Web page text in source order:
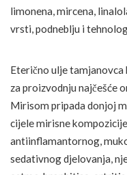
limonena, mircena,
vrsti, podneblju i
Eterično ulje
za proizvodnju najčešće
Mirisom pripada donjoj
cijele mirisne
antiinflamantornog,
sedativnog djelovanja,